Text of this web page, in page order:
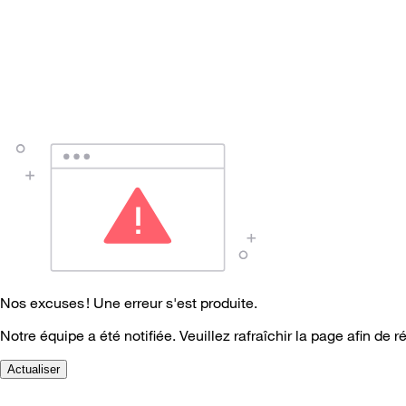
Nos excuses ! Une erreur s'est produite.
Notre équipe a été notifiée. Veuillez rafraîchir la page afin de
Actualiser